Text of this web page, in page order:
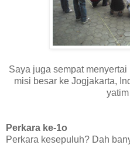
Saya juga sempat
misi besar ke Jogjakarta,
Perkara ke-1o
Perkara kesepuluh? Dah